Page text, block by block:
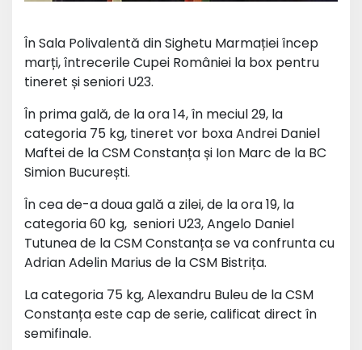
În Sala Polivalentă din Sighetu Marmației încep
marți, întrecerile Cupei României la box pentru
tineret și seniori U23.
În prima gală, de la ora 14, în meciul 29, la
categoria 75 kg, tineret vor boxa Andrei Daniel
Maftei de la CSM Constanța și Ion Marc de la BC
Simion București.
În cea de-a doua gală a zilei, de la ora 19, la
categoria 60 kg, seniori U23, Angelo Daniel
Tutunea de la CSM Constanța se va confrunta cu
Adrian Adelin Marius de la CSM Bistrița.
La categoria 75 kg, Alexandru Buleu de la CSM
Constanța este cap de serie, calificat direct în
semifinale.